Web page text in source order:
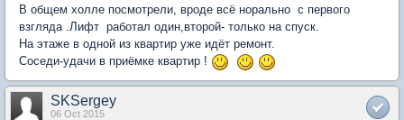
В общем холле посмотрели, вроде всё норально с первого
взгляда .Лифт работал один,второй- только на спуск.
На этаже в одной из квартир уже идёт ремонт.
Соседи-удачи в приёмке квартир !
SKSergey
06 Oct 2015